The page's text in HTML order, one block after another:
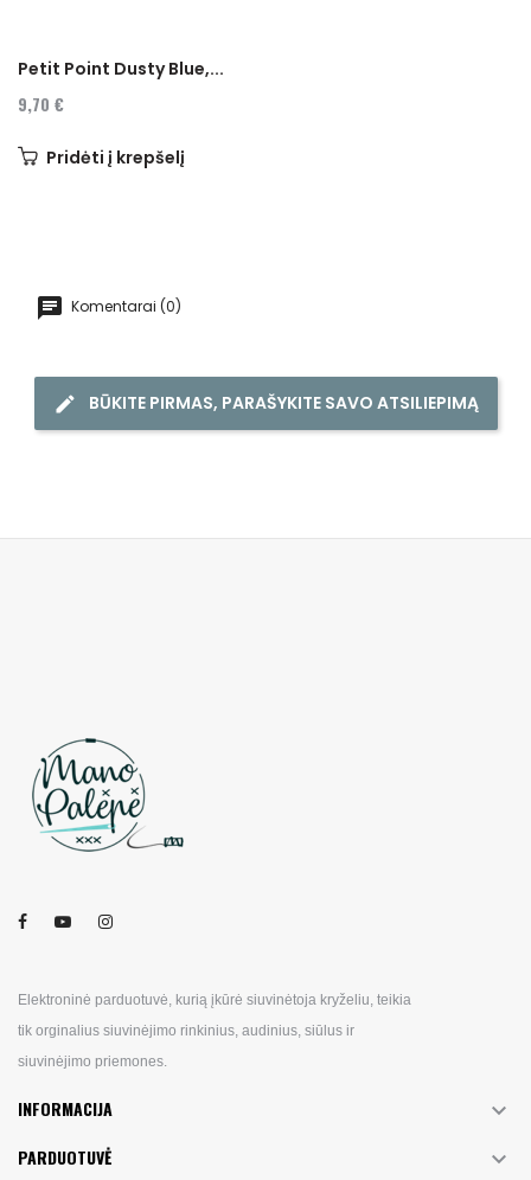
Petit Point Dusty Blue,...
9,70 €
Pridėti į krepšelį
Komentarai (0)
BŪKITE PIRMAS, PARAŠYKITE SAVO ATSILIEPIMĄ
Elektroninė parduotuvė, kurią įkūrė siuvinėtoja kryželiu, teikia
tik orginalius siuvinėjimo rinkinius, audinius, siūlus ir
siuvinėjimo priemones.
INFORMACIJA 
PARDUOTUVĖ 